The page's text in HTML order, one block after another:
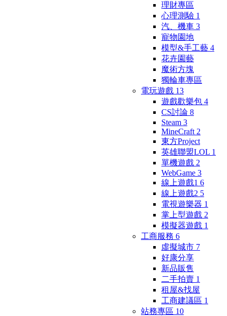
理財專區
心理測驗 1
汽、機車 3
寵物園地
模型&手工藝 4
花卉園藝
魔術方塊
獨輪車專區
電玩遊戲 13
遊戲歡樂包 4
CS討論 8
Steam 3
MineCraft 2
東方Project
英雄聯盟LOL 1
單機遊戲 2
WebGame 3
線上遊戲1 6
線上遊戲2 5
電視遊樂器 1
掌上型遊戲 2
模擬器遊戲 1
工商服務 6
虛擬城市 7
好康分享
新品販售
二手拍賣 1
租屋&找屋
工商建議區 1
站務專區 10